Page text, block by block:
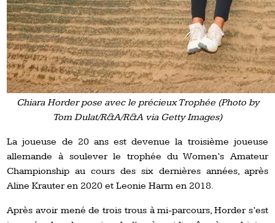
Chiara Horder pose avec le précieux Trophée (Photo by
Tom Dulat/R&A/R&A via Getty Images)
La joueuse de 20 ans est devenue la troisième joueuse
allemande à soulever le trophée du Women’s Amateur
Championship au cours des six dernières années, après
Aline Krauter en 2020 et Leonie Harm en 2018.
Après avoir mené de trois trous à mi-parcours, Horder s’est